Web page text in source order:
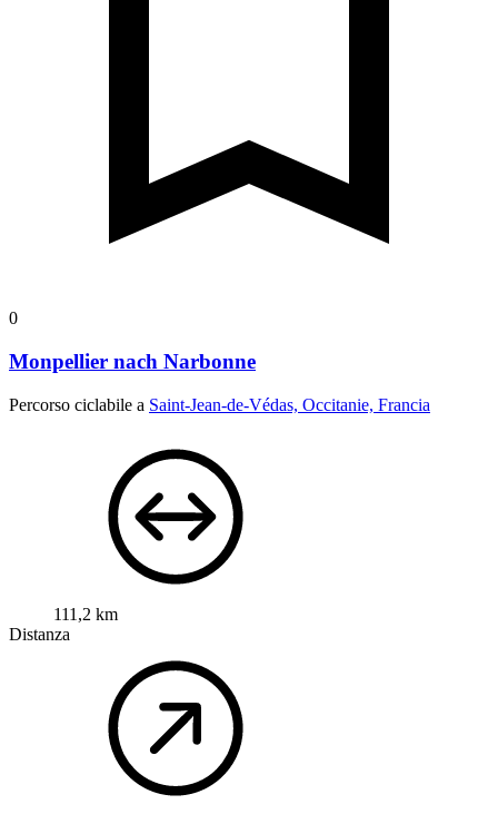
0
Monpellier nach Narbonne
Percorso ciclabile a Saint-Jean-de-Védas, Occitanie, Francia
111,2 km
Distanza